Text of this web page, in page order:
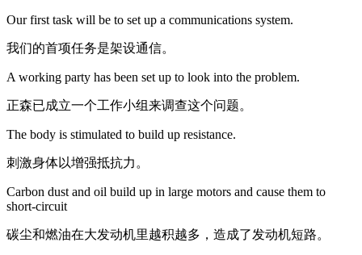
Our first task will be to set up a communications system.
我们的首项任务是架设通信。
A working party has been set up to look into the problem.
正森已成立一个工作小组来调查这个问题。
The body is stimulated to build up resistance.
刺激身体以增强抵抗力。
Carbon dust and oil build up in large motors and cause them to
short-circuit
碳尘和燃油在大发动机里越积越多，造成了发动机短路。